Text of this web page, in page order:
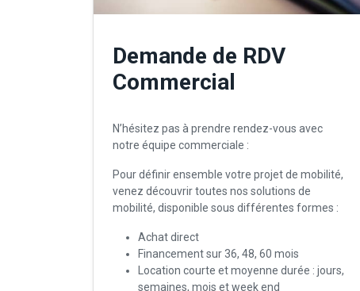
Demande de RDV
Commercial
N’hésitez pas à prendre rendez-vous avec
notre équipe commerciale :
Pour définir ensemble votre projet de mobilité,
venez découvrir toutes nos solutions de
mobilité, disponible sous différentes formes :
Achat direct
Financement sur 36, 48, 60 mois
Location courte et moyenne durée : jours,
semaines, mois et week end